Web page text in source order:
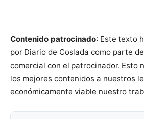
Contenido patrocinado: Este texto
por Diario de Coslada como parte
comercial con el patrocinador. Esto
los mejores contenidos a nuestros
económicamente viable nuestro